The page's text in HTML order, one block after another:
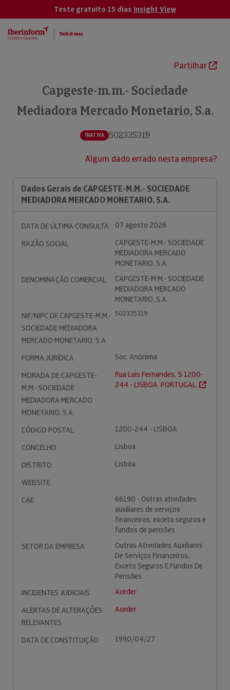
Teste gratuito 15 dias Insight View
Partilhar
Capgeste-m.m.- Sociedade
Mediadora Mercado Monetario, S.a.
INATIVA 502335319
Algum dado errado nesta empresa?
Dados Gerais de CAPGESTE-M.M.- SOCIEDADE
MEDIADORA MERCADO MONETARIO, S.A.
DATA DE ÚLTIMA CONSULTA
07 agosto 2026
RAZÃO SOCIAL
CAPGESTE-M.M.- SOCIEDADE
MEDIADORA MERCADO
MONETARIO, S.A.
DENOMINAÇÃO COMERCIAL
CAPGESTE-M.M.- SOCIEDADE
MEDIADORA MERCADO
MONETARIO, S.A.
NIF/NIPC DE CAPGESTE-M.M.-
SOCIEDADE MEDIADORA
MERCADO MONETARIO, S.A.
502335319
FORMA JURÍDICA
Soc. Anónima
MORADA DE CAPGESTE-
M.M.- SOCIEDADE
MEDIADORA MERCADO
MONETARIO, S.A.
Rua Luis Fernandes, 5 1200-
244 - LISBOA. PORTUGAL.
CÓDIGO POSTAL
1200-244 - LISBOA
CONCELHO
Lisboa
DISTRITO
Lisboa
WEBSITE
CAE
66190 - Outras atividades
auxiliares de serviços
financeiros, exceto seguros e
fundos de pensões
SETOR DA EMPRESA
Outras Atividades Auxiliares
De Serviços Financeiros,
Exceto Seguros E Fundos De
Pensões
INCIDENTES JUDICIAIS
Aceder
ALERTAS DE ALTERAÇÕES
RELEVANTES
Aceder
DATA DE CONSTITUIÇÃO 1990/04/27